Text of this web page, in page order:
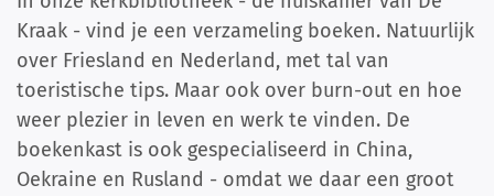
Kraak - vind je een verzameling boeken. Natuurlijk
over Friesland en Nederland, met tal van
toeristische tips. Maar ook over burn-out en hoe
weer plezier in leven en werk te vinden. De
boekenkast is ook gespecialiseerd in China,
Oekraine en Rusland - omdat we daar een groot